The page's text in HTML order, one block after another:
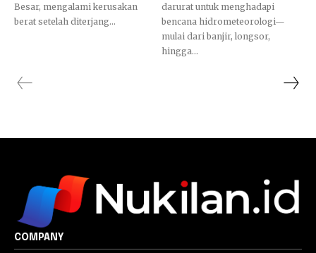
Besar, mengalami kerusakan
berat setelah diterjang...
darurat untuk menghadapi
bencana hidrometeorologi—
mulai dari banjir, longsor,
hingga...
COMPANY